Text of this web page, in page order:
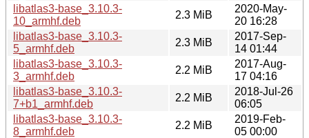
libatlas3-base_3.10.3-
10_armhf.deb
2.3 MiB
2020-May-
20 16:28
libatlas3-base_3.10.3-
5_armhf.deb
2.3 MiB
2017-Sep-
14 01:44
libatlas3-base_3.10.3-
3_armhf.deb
2.2 MiB
2017-Aug-
17 04:16
libatlas3-base_3.10.3-
7+b1_armhf.deb
2.2 MiB
2018-Jul-26
06:05
libatlas3-base_3.10.3-
8_armhf.deb
2.2 MiB
2019-Feb-
05 00:00